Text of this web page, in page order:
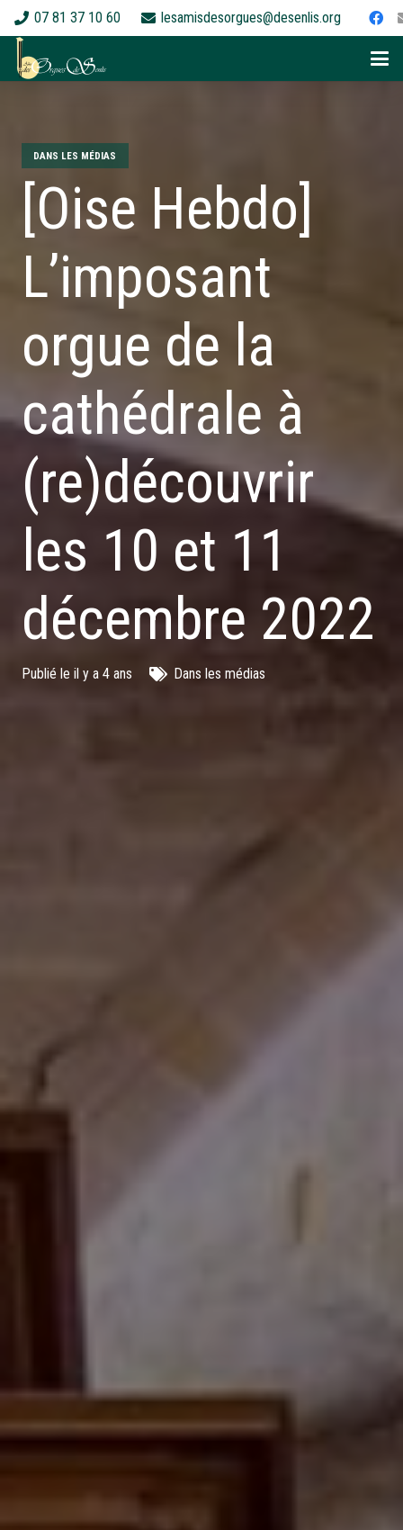
07 81 37 10 60 lesamisdesorgues@desenlis.org
DANS LES MÉDIAS
[Oise Hebdo]
L’imposant
orgue de la
cathédrale à
(re)découvrir
les 10 et 11
décembre 2022
Publié le il y a 4 ans Dans les médias